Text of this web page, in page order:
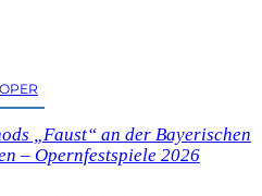
R
I
OPER
„Faust“ an der Bayerischen
– Opernfestspiele 2026